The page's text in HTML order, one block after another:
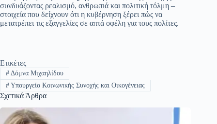
συνδυάζοντας ρεαλισμό, ανθρωπιά και πολιτική τόλμη –
στοιχεία που δείχνουν ότι η κυβέρνηση ξέρει πώς να
μετατρέπει τις εξαγγελίες σε απτά οφέλη για τους πολίτες.
Ετικέτες
#Δόμνα Μιχαηλίδου
#Υπουργείο Κοινωνικής Συνοχής και Οικογένειας
Σχετικά Άρθρα